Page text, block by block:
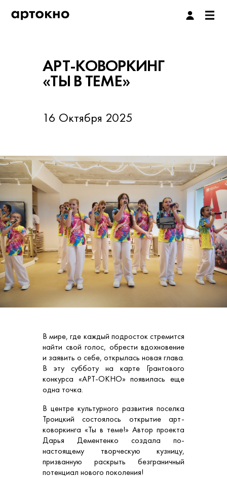
АРТ-КОВОРКИНГ
«ТЫ В ТЕМЕ»
16 Октября 2025
В мире, где каждый подросток стремится
найти свой голос, обрести вдохновение
и заявить о себе, открылась новая глава.
В эту субботу на карте Грантового
конкурса «АРТ-ОКНО» появилась еще
одна точка.
В центре культурного развития поселка
Троицкий состоялось открытие арт-
коворкинга «Ты в теме!» Автор проекта
Дарья Дементенко создала по-
настоящему творческую кузницу,
призванную раскрыть безграничный
потенциал нового поколения!